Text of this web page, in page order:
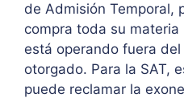
de Admisión Temporal,
compra toda su materia
está operando fuera
otorgado. Para la SAT,
puede reclamar la